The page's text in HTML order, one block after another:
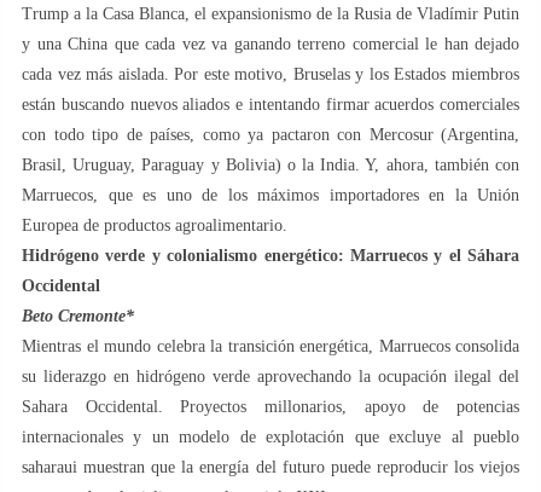
Trump a la Casa Blanca, el expansionismo de la Rusia de Vladímir Putin
y una China que cada vez va ganando terreno comercial le han dejado
cada vez más aislada. Por este motivo, Bruselas y los Estados miembros
están buscando nuevos aliados e intentando firmar acuerdos comerciales
con todo tipo de países, como ya pactaron con Mercosur (Argentina,
Brasil, Uruguay, Paraguay y Bolivia) o la India. Y, ahora, también con
Marruecos, que es uno de los máximos importadores en la Unión
Europea de productos agroalimentario.
Hidrógeno verde y colonialismo energético: Marruecos y el Sáhara
Occidental
Beto Cremonte*
Mientras el mundo celebra la transición energética, Marruecos consolida
su liderazgo en hidrógeno verde aprovechando la ocupación ilegal del
Sahara Occidental. Proyectos millonarios, apoyo de potencias
internacionales y un modelo de explotación que excluye al pueblo
saharaui muestran que la energía del futuro puede reproducir los viejos